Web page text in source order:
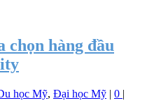
chọn hàng đầu
học Mỹ, Đại học Mỹ | 0 |